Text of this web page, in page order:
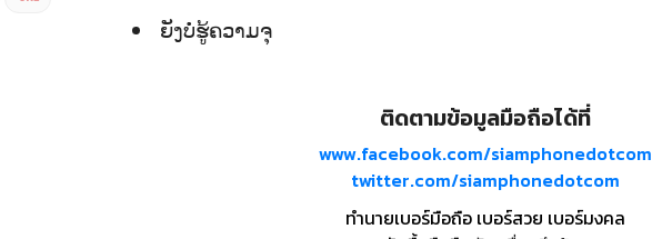
ຍັງບໍ່ຮູ້ຄວາມຈຸ
ติดตามข้อมูลมือถือได้ที่
www.facebook.com/siamphonedotcom
twitter.com/siamphonedotcom
ทำนายเบอร์มือถือ เบอร์สวย เบอร์มงคล